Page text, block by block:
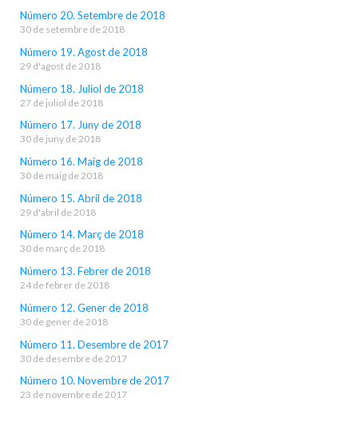
Número 20. Setembre de 2018
30 de setembre de 2018
Número 19. Agost de 2018
29 d'agost de 2018
Número 18. Juliol de 2018
27 de juliol de 2018
Número 17. Juny de 2018
30 de juny de 2018
Número 16. Maig de 2018
30 de maig de 2018
Número 15. Abril de 2018
29 d'abril de 2018
Número 14. Març de 2018
30 de març de 2018
Número 13. Febrer de 2018
24 de febrer de 2018
Número 12. Gener de 2018
30 de gener de 2018
Número 11. Desembre de 2017
30 de desembre de 2017
Número 10. Novembre de 2017
23 de novembre de 2017